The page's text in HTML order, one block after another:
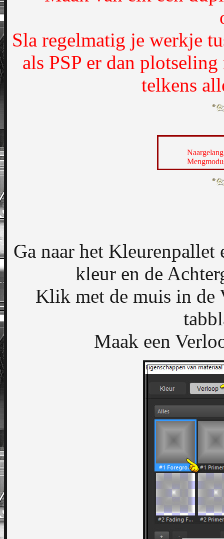
Sla regelmatig je werkje
als PSP er dan
telkens
Ga naar het Kleurenpallet
kleur en de
Klik met de muis in de
Maak een